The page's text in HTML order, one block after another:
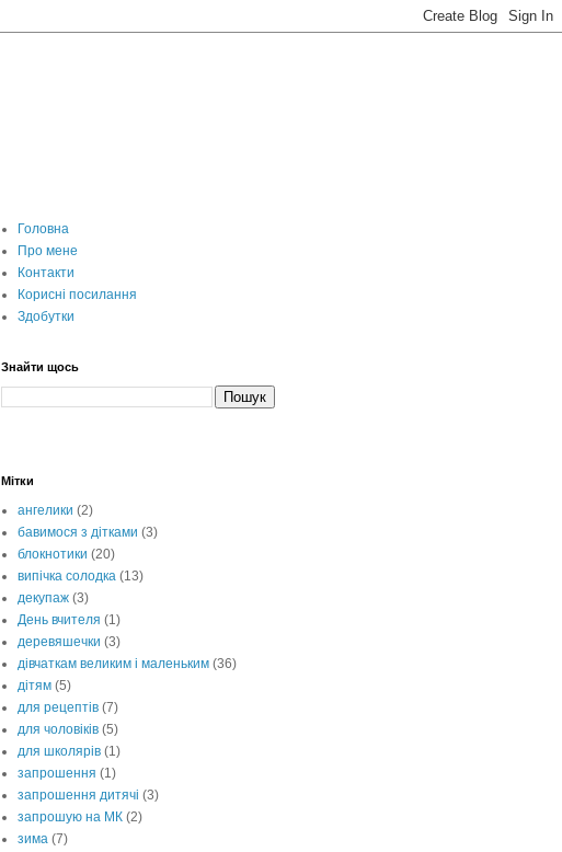
Головна
Про мене
Контакти
Корисні посилання
Здобутки
Знайти щось
Мітки
ангелики (2)
бавимося з дітками (3)
блокнотики (20)
випічка солодка (13)
декупаж (3)
День вчителя (1)
деревяшечки (3)
дівчаткам великим і маленьким (36)
дітям (5)
для рецептів (7)
для чоловіків (5)
для школярів (1)
запрошення (1)
запрошення дитячі (3)
запрошую на МК (2)
зима (7)